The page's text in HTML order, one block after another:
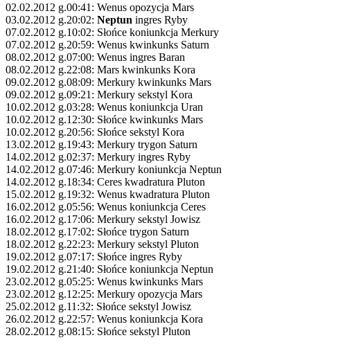
02.02.2012 g.00:41: Wenus opozycja Mars
03.02.2012 g.20:02: Neptun ingres Ryby
07.02.2012 g.10:02: Słońce koniunkcja Merkury
07.02.2012 g.20:59: Wenus kwinkunks Saturn
08.02.2012 g.07:00: Wenus ingres Baran
08.02.2012 g.22:08: Mars kwinkunks Kora
09.02.2012 g.08:09: Merkury kwinkunks Mars
09.02.2012 g.09:21: Merkury sekstyl Kora
10.02.2012 g.03:28: Wenus koniunkcja Uran
10.02.2012 g.12:30: Słońce kwinkunks Mars
10.02.2012 g.20:56: Słońce sekstyl Kora
13.02.2012 g.19:43: Merkury trygon Saturn
14.02.2012 g.02:37: Merkury ingres Ryby
14.02.2012 g.07:46: Merkury koniunkcja Neptun
14.02.2012 g.18:34: Ceres kwadratura Pluton
15.02.2012 g.19:32: Wenus kwadratura Pluton
16.02.2012 g.05:56: Wenus koniunkcja Ceres
16.02.2012 g.17:06: Merkury sekstyl Jowisz
18.02.2012 g.17:02: Słońce trygon Saturn
18.02.2012 g.22:23: Merkury sekstyl Pluton
19.02.2012 g.07:17: Słońce ingres Ryby
19.02.2012 g.21:40: Słońce koniunkcja Neptun
23.02.2012 g.05:25: Wenus kwinkunks Mars
23.02.2012 g.12:25: Merkury opozycja Mars
25.02.2012 g.11:32: Słońce sekstyl Jowisz
26.02.2012 g.22:57: Wenus koniunkcja Kora
28.02.2012 g.08:15: Słońce sekstyl Pluton